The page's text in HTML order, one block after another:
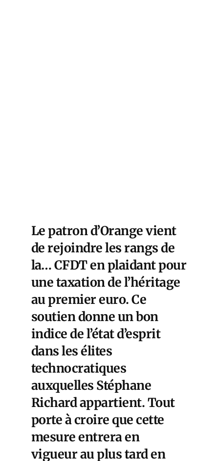
Le patron d’Orange vient
de rejoindre les rangs de
la… CFDT en plaidant pour
une taxation de l’héritage
au premier euro. Ce
soutien donne un bon
indice de l’état d’esprit
dans les élites
technocratiques
auxquelles Stéphane
Richard appartient. Tout
porte à croire que cette
mesure entrera en
vigueur au plus tard en